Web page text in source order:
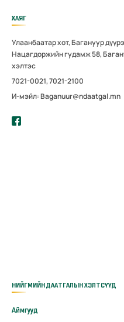
ХАЯГ
Улаанбаатар хот, Багануур
Нацагдоржийн гудамж 58,
хэлтэс
7021-0021, 7021-2100
И-мэйл: Baganuur@ndaatgal.mn
НИЙГМИЙН ДААТГАЛЫН ХЭЛТСҮҮД
Аймгууд